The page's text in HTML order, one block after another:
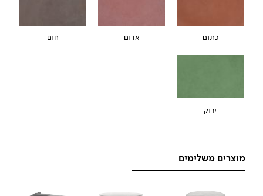
כתום אדום חום
ירוק
מוצרים משלימים